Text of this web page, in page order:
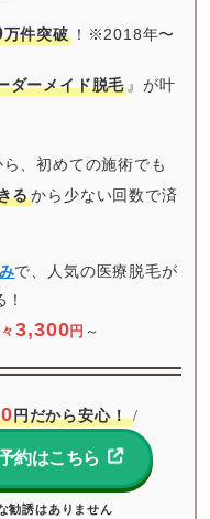
万件突破！※2018年〜
ダーメイド脱毛 』が叶
、初めての施術でも
るから少ない回数で済
で、人気の医療脱毛が
3,300円 ～
0円だから安心！ /
約はこちら
勧誘はありません